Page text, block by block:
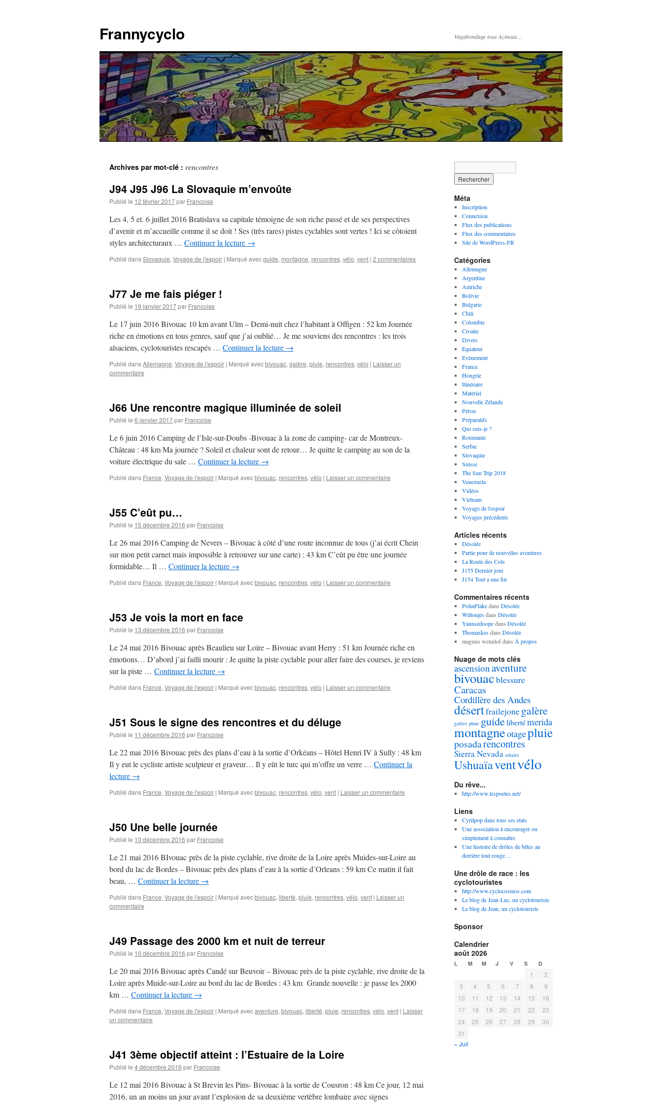
contenu
Frannycyclo Vagabondage tous Azimuts…
Archives par mot-clé : rencontres
J94 J95 J96 La Slovaquie m’envoûte
Publié le 12 février 2017par Francoise
Les 4, 5 et. 6 juillet 2016 Bratislava sa capitale témoigne de son riche passé et de ses perspectives
d’avenir et m’accueille comme il se doit ! Ses (très rares) pistes cyclables sont vertes ! Ici se côtoient
styles architecturaux … Continuer la lecture →
Publié dansSlovaquie, Voyage de l'espoir | Marqué avecguide, montagne, rencontres, vélo, vent | 2 commentaires
J77 Je me fais piéger !
Publié le 19 janvier 2017par Francoise
Le 17 juin 2016 Bivouac 10 km avant Ulm – Demi-nuit chez l’habitant à Offigen : 52 km Journée
riche en émotions en tous genres, sauf que j’ai oublié… Je me souviens des rencontres : les trois
alsaciens, cyclotouristes rescapés … Continuer la lecture →
Publié dansAllemagne, Voyage de l'espoir | Marqué avecbivouac, galère, pluie, rencontres, vélo | Laisser un
commentaire
J66 Une rencontre magique illuminée de soleil
Publié le 6 janvier 2017par Francoise
Le 6 juin 2016 Camping de l’Isle-sur-Doubs -Bivouac à la zone de camping- car de Montreux-
Château : 48 km Ma journée ? Soleil et chaleur sont de retour… Je quitte le camping au son de la
voiture électrique du sale … Continuer la lecture →
Publié dans France, Voyage de l'espoir | Marqué avecbivouac, rencontres, vélo | Laisser un commentaire
J55 C’eût pu…
Publié le 15 décembre 2016 par Francoise
Le 26 mai 2016 Camping de Nevers – Bivouac à côté d’une route inconnue de tous (j’ai écrit Chein
sur mon petit carnet mais impossible à retrouver sur une carte) : 43 km C’eût pu être une journée
formidable… Il … Continuer la lecture →
Publié dans France, Voyage de l'espoir | Marqué avecbivouac, rencontres, vélo | Laisser un commentaire
J53 Je vois la mort en face
Publié le 13 décembre 2016 par Francoise
Le 24 mai 2016 Bivouac après Beaulieu sur Loire – Bivouac avant Herry : 51 km Journée riche en
émotions… D’abord j’ai failli mourir : Je quitte la piste cyclable pour aller faire des courses, je reviens
sur la piste … Continuer la lecture →
Publié dans France, Voyage de l'espoir | Marqué avecbivouac, rencontres, vélo | Laisser un commentaire
J51 Sous le signe des rencontres et du déluge
Publié le 11 décembre 2016 par Francoise
Le 22 mai 2016 Bivouac près des plans d’eau à la sortie d’Orkéans – Hôtel Henri IV à Sully : 48 km
Il y eut le cycliste artiste sculpteur et graveur… Il y eût le turc qui m’offre un verre … Continuer la
lecture →
Publié dans France, Voyage de l'espoir | Marqué avecbivouac, rencontres, vélo, vent | Laisser un commentaire
J50 Une belle journée
Publié le 10 décembre 2016 par Francoise
Le 21 mai 2016 BIvouac près de la piste cyclable, rive droite de la Loire après Muides-sur-Loire au
bord du lac de Bordes – Bivouac près des plans d’eau à la sortie d’Orleans : 59 km Ce matin il fait
beau, … Continuer la lecture →
Publié dans France, Voyage de l'espoir | Marqué avecbivouac, liberté, pluie, rencontres, vélo, vent | Laisser un
commentaire
J49 Passage des 2000 km et nuit de terreur
Publié le 10 décembre 2016 par Francoise
Le 20 mai 2016 Bivouac après Candé sur Beuvoir – Bivouac près de la piste cyclable, rive droite de la
Loire après Muide-sur-Loire au bord du lac de Bordes : 43 km Grande nouvelle : je passe les 2000
km … Continuer la lecture →
Publié dans France, Voyage de l'espoir | Marqué avecaventure, bivouac, liberté, pluie, rencontres, vélo, vent | Laisser
un commentaire
J41 3ème objectif atteint : l’Estuaire de la Loire
Publié le 4 décembre 2016 par Francoise
Le 12 mai 2016 Bivouac à St Brevin les Pins- Bivouac à la sortie de Cousron : 48 km Ce jour, 12 mai
2016, un an moins un jour avant l’explosion de sa deuxième vertèbre lombaire avec signes
Méta
Inscription
Connexion
Flux des publications
Flux des commentaires
Site de WordPress-FR
Catégories
Allemagne
Argentine
Autriche
Bolivie
Bulgarie
Chili
Colombie
Croatie
Divers
Equateur
Evènement
France
Hongrie
Itinéraire
Matériel
Nouvelle Zélande
Pérou
Préparatifs
Qui suis-je ?
Roumanie
Serbie
Slovaquie
Suisse
The Sun Trip 2018
Venezuela
Vidéos
Vietnam
Voyage de l'espoir
Voyages précédents
Articles récents
Désolée
Partie pour de nouvelles aventures
La Route des Cols
J155 Dernier jour
J154 Tout a une fin
Commentaires récents
PolinPlakedans Désolée
Wiltonjesdans Désolée
Yannsedoopedans Désolée
Thomaskesdans Désolée
magnus wennlofdans À propos
Nuage de mots clés
ascensionaventure
bivouacblessure
Caracas
Cordillère des Andes
désertfrailejonegalère
galère pluie guidelibertémerida
montagneotagepluie
posadarencontres
Sierra Nevada solaire
Ushuaïaventvélo
Du rêve...
http://www.lespoetes.net/
Liens
Cyrilpop dans tous ses etats
Une association à encourager ou
simplement à connaître
Une histoire de drôles de bêtes au
derrière tout rouge…
Une drôle de race : les
cyclotouristes
http://www.cyclocosmos.com
Le blog de Jean-Luc, un cyclotouriste
Le blog de Jean, un cyclotouriste
Sponsor
Calendrier
août 2026
L M M J V S D
1
2
3
4 5 6 7 8
9
10
11 12 13 14 15
16
17
18 19 20 21 22
23
24
25 26 27 28 29
30
31
« Juil